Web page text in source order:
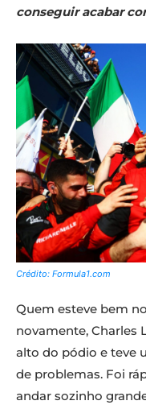
conseguir acabar
Crédito: Formula1.com
Quem esteve bem
novamente, Charles
alto do pódio e teve
de problemas. Foi
andar sozinho